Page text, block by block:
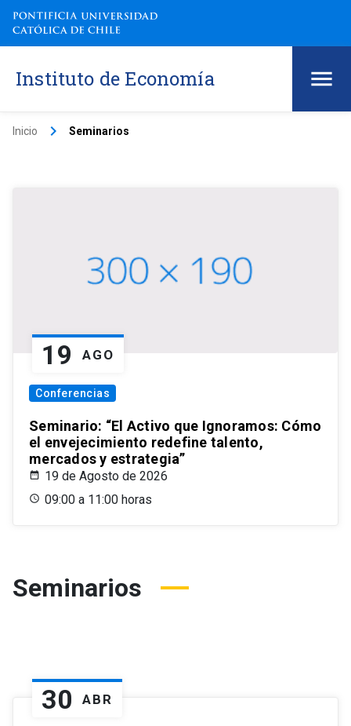
Instituto de Economía
Inicio keyboard_arrow_right Seminarios
19 AGO
Conferencias
Seminario: “El Activo que Ignoramos: Cómo
el envejecimiento redefine talento,
mercados y estrategia”
19 de Agosto de 2026
09:00 a 11:00 horas
Seminarios
30 ABR